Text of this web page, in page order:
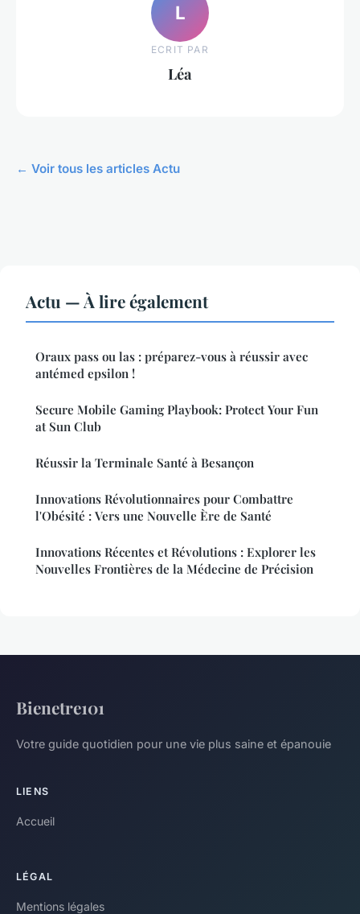
L
ECRIT PAR
Léa
← Voir tous les articles Actu
Actu — À lire également
Oraux pass ou las : préparez-vous à réussir avec
antémed epsilon !
Secure Mobile Gaming Playbook: Protect Your Fun
at Sun Club
Réussir la Terminale Santé à Besançon
Innovations Révolutionnaires pour Combattre
l'Obésité : Vers une Nouvelle Ère de Santé
Innovations Récentes et Révolutions : Explorer les
Nouvelles Frontières de la Médecine de Précision
Bienetre101
Votre guide quotidien pour une vie plus saine et épanouie
LIENS
Accueil
LÉGAL
Mentions légales